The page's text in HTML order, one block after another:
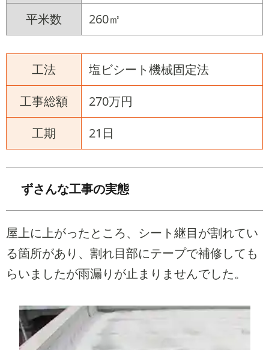
平米数
260㎡
工法
塩ビシート機械固定法
工事総額
270万円
工期
21日
ずさんな工事の実態
屋上に上がったところ、シート継目が割れてい
る箇所があり、割れ目部にテープで補修しても
らいましたが雨漏りが止まりませんでした。